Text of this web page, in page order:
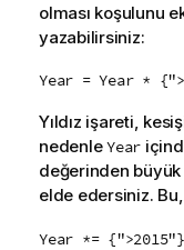
olması koşulunu
yazabilirsiniz:
Year = Year *
Yıldız işareti,
nedenleYear
değerinden büyük
elde edersiniz.
Year *= {">2015"}